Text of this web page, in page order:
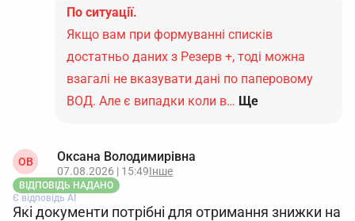
По ситуації.
Якщо вам при формуванні списків
достатньо даних з Резерв +, тоді можна
взагалі не вказувати дані по паперовому
ВОД. Але є випадки коли в… Ще
ОВ Оксана Володимирівна
07.08.2026 | 15:49Інше
ВІДПОВІДЬ НАДАНО
Є відповідь АІ
Які документи потрібні для отримання знижки на